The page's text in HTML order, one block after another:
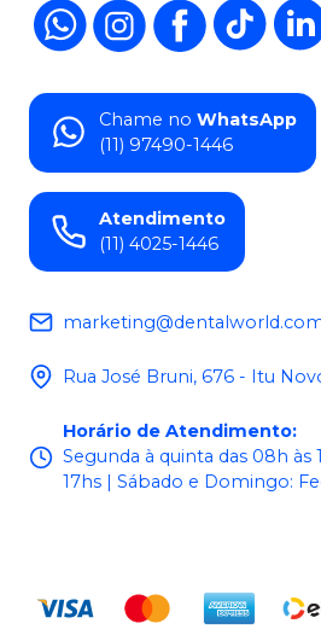
Chame no WhatsApp
(11) 97490-1446
Atendimento
(11) 4025-1446
Rua José Bruni, 676 - Itu
Horário de Atendimento:
Segunda à quinta das 08h às
17hs | Sábado e Domingo: